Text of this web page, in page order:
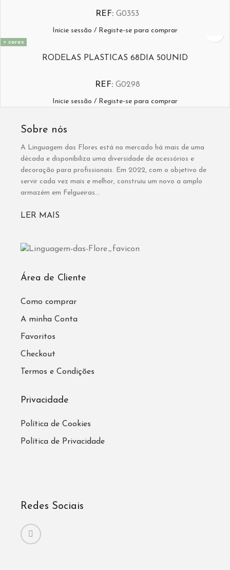
REF: G0353
Inicie sessão / Registe-se para comprar
+ cores
RODELAS PLASTICAS 68DIA 50UNID
REF: G0298
Inicie sessão / Registe-se para comprar
Sobre nós
A Linguagem das Flores está no mercado há mais de uma
década e disponibiliza uma diversidade de acessórios e
decoração para profissionais. Em 2022, com o objetivo de
servir cada vez mais e melhor, construiu um novo a amplo
armazém em Felgueiras...
LER MAIS
Área de Cliente
Como comprar
A minha Conta
Favoritos
Checkout
Termos e Condições
Privacidade
Política de Cookies
Política de Privacidade
Redes Sociais